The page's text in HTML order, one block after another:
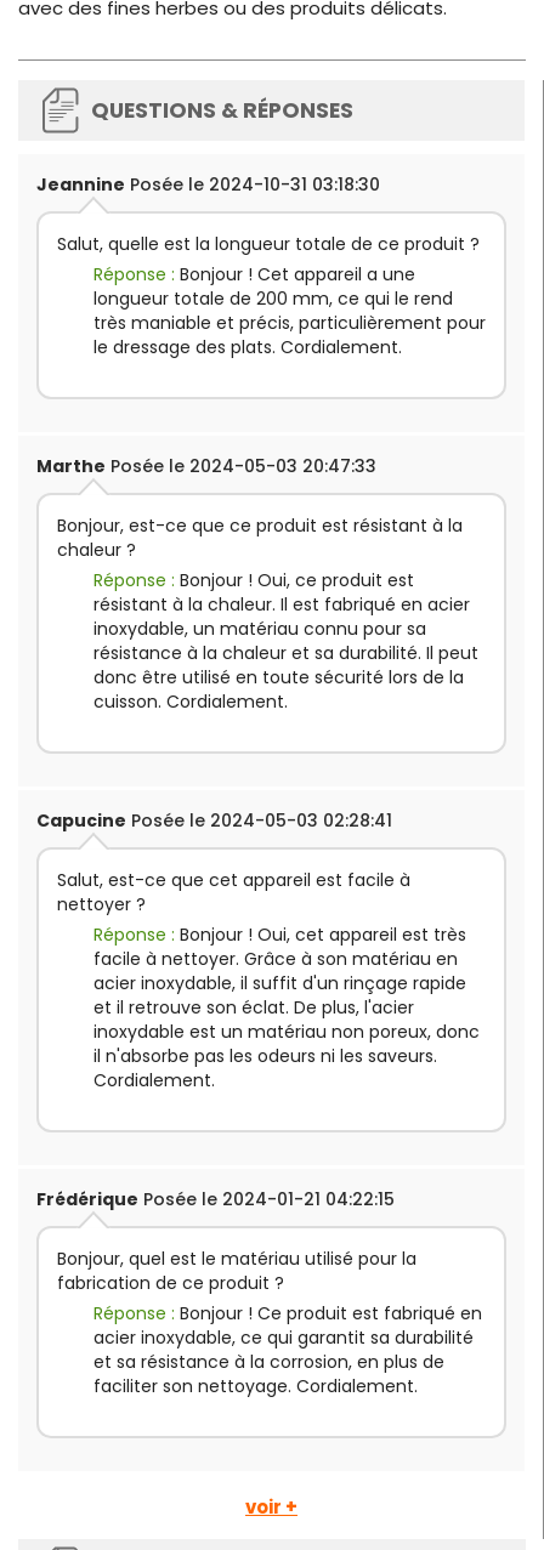
avec des fines herbes ou des produits délicats.
QUESTIONS & RÉPONSES
Jeannine Posée le 2024-10-31 03:18:30
Salut, quelle est la longueur totale de ce produit ?
Réponse : Bonjour ! Cet appareil a une
longueur totale de 200 mm, ce qui le rend
très maniable et précis, particulièrement pour
le dressage des plats. Cordialement.
Marthe Posée le 2024-05-03 20:47:33
Bonjour, est-ce que ce produit est résistant à la
chaleur ?
Réponse : Bonjour ! Oui, ce produit est
résistant à la chaleur. Il est fabriqué en acier
inoxydable, un matériau connu pour sa
résistance à la chaleur et sa durabilité. Il peut
donc être utilisé en toute sécurité lors de la
cuisson. Cordialement.
Capucine Posée le 2024-05-03 02:28:41
Salut, est-ce que cet appareil est facile à
nettoyer ?
Réponse : Bonjour ! Oui, cet appareil est très
facile à nettoyer. Grâce à son matériau en
acier inoxydable, il suffit d'un rinçage rapide
et il retrouve son éclat. De plus, l'acier
inoxydable est un matériau non poreux, donc
il n'absorbe pas les odeurs ni les saveurs.
Cordialement.
Frédérique Posée le 2024-01-21 04:22:15
Bonjour, quel est le matériau utilisé pour la
fabrication de ce produit ?
Réponse : Bonjour ! Ce produit est fabriqué en
acier inoxydable, ce qui garantit sa durabilité
et sa résistance à la corrosion, en plus de
faciliter son nettoyage. Cordialement.
voir +